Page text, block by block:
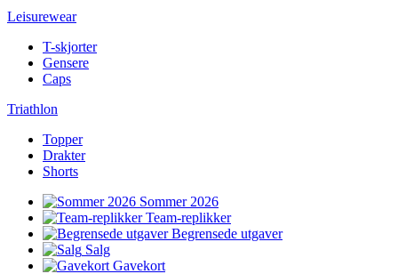
Leisurewear
T-skjorter
Gensere
Caps
Triathlon
Topper
Drakter
Shorts
Sommer 2026
Team-replikker
Begrensede utgaver
Salg
Gavekort